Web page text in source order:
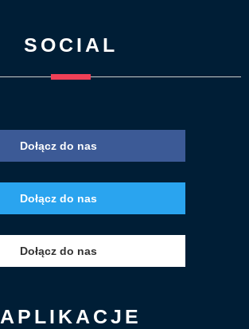
SOCIAL
Dołącz do nas
Dołącz do nas
Dołącz do nas
APLIKACJE